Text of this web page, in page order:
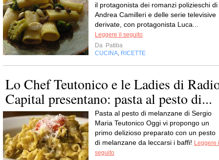
il protagonista dei romanzi polizieschi di
Andrea Camilleri e delle serie televisive
derivate, con protagonista Luca...
Leggere il seguito
Da Patiba
CUCINA RICETTE
Lo Chef Teutonico e le Ladies di
Capital presentano: pasta al pesto di...
Pasta al pesto di melanzane di Sergio
Maria Teutonico Oggi vi propongo un
primo delizioso preparato con un pesto
di melanzane da leccarsi i baffi! Leggere
seguito